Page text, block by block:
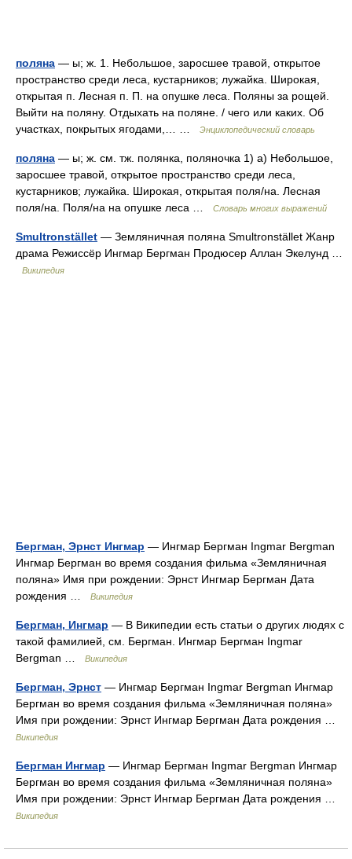
поляна — ы; ж. 1. Небольшое, заросшее травой, открытое
пространство среди леса, кустарников; лужайка. Широкая,
открытая п. Лесная п. П. на опушке леса. Поляны за рощей.
Выйти на поляну. Отдыхать на поляне. / чего или каких. Об
участках, покрытых ягодами,… …
Энциклопедический словарь
поляна — ы; ж. см. тж. полянка, поляночка 1) а) Небольшое,
заросшее травой, открытое пространство среди леса,
кустарников; лужайка. Широкая, открытая поля/на. Лесная
поля/на. Поля/на на опушке леса …
Словарь многих выражений
Smultronstället — Земляничная поляна Smultronstället Жанр
драма Режиссёр Ингмар Бергман Продюсер Аллан Экелунд …
Википедия
Бергман, Эрнст Ингмар — Ингмар Бергман Ingmar Bergman
Ингмар Бергман во время создания фильма «Земляничная
поляна» Имя при рождении: Эрнст Ингмар Бергман Дата
рождения …
Википедия
Бергман, Ингмар — В Википедии есть статьи о других людях с
такой фамилией, см. Бергман. Ингмар Бергман Ingmar
Bergman …
Википедия
Бергман, Эрнст — Ингмар Бергман Ingmar Bergman Ингмар
Бергман во время создания фильма «Земляничная поляна»
Имя при рождении: Эрнст Ингмар Бергман Дата рождения …
Википедия
Бергман Ингмар — Ингмар Бергман Ingmar Bergman Ингмар
Бергман во время создания фильма «Земляничная поляна»
Имя при рождении: Эрнст Ингмар Бергман Дата рождения …
Википедия